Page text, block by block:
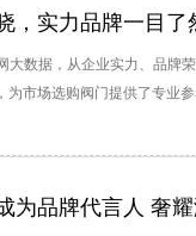
，实力品牌一目了
大数据，从企业实力、品
市场选购阀门提供了专业参
为品牌代言人 奢